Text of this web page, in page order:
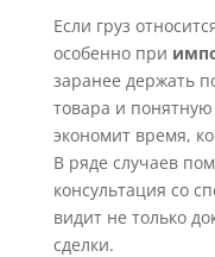
Если груз
особенно при
заранее держать
товара и
экономит время,
В ряде случаев
консультация со
видит не только
сделки.